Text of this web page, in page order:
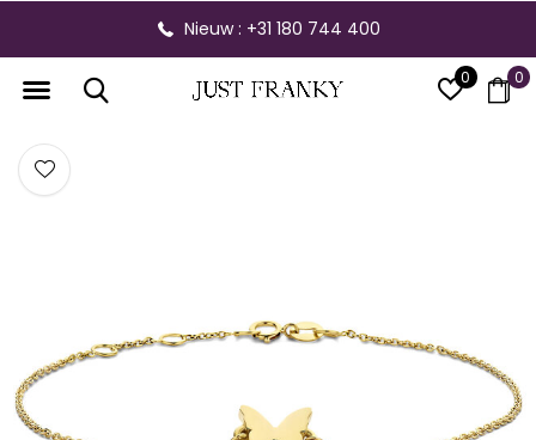
0 0
Nieuw : +31 180 744 400